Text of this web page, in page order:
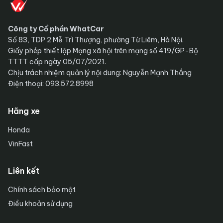
Công ty Cổ phần WhatCar
Số 83, TDP 2 Mễ Trì Thượng, phường Từ Liêm, Hà Nội.
Giấy phép thiết lập Mạng xã hội trên mạng số 419/GP-Bộ
TTTT cấp ngày 05/07/2021.
Chịu trách nhiệm quản lý nội dung: Nguyễn Mạnh Thắng
Điện thoại: 093.572.8998
Hãng xe
Honda
VinFast
Liên kết
Chính sách bảo mật
Điều khoản sử dụng